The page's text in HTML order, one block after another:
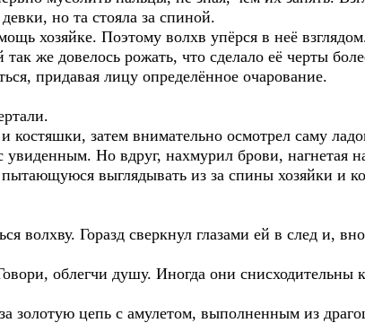
но та стояла за спиной.
хозяйке. Поэтому волхв упёрся в неё
же довелось рожать, что сделало её черты
придавая лицу определённое очарование.
затем внимательно осмотрел саму
Но вдруг, нахмурил брови, нагнетая
выглядывать из за спины хозяйки и
волхву. Горазд сверкнул глазами ей в след и,
облегчи душу. Иногда они снисходительны к
золотую цепь с амулетом, выполненным из